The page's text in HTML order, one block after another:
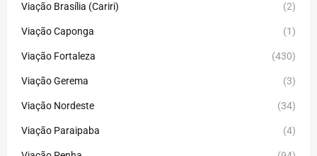
Viação Brasília (Cariri) (2)
Viação Caponga (1)
Viação Fortaleza (430)
Viação Gerema (3)
Viação Nordeste (34)
Viação Paraipaba (4)